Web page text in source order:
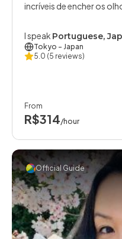
incríveis de encher os
I speak Portuguese,
Tokyo - Japan
5.0 (5 reviews)
From
R$314/hour
Official Guide